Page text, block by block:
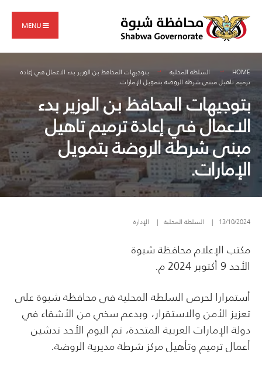
content
MENU
HOME السلطة المحلية
بتوجيهات المحافظ بن الوزير بدء الاعمال في إعادة
ترميم تاهيل مبنى شرطة الروضة بتمويل الإمارات.
بتوجيهات المحافظ بن الوزير بدء
الاعمال في إعادة ترميم تاهيل
مبنى شرطة الروضة بتمويل
الإمارات.
13/10/2024
| السلطة المحلية | الإدارة
مكتب الإعلام محافظة شبوة
الأحد 9 أكتوبر 2024 م.
أستمرارا لحرص السلطة المحلية في محافظة شبوة على
تعزيز الأمن والاستقرار، وبدعم سخي من الأشقاء في
دولة الإمارات العربية المتحدة، تم اليوم الأحد تدشين
أعمال ترميم وتأهيل مركز شرطة مديرية الروضة.
for: